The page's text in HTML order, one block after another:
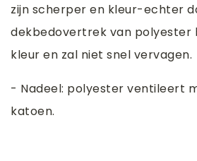
zijn scherper en kleur-echter
dekbedovertrek van polyester
kleur en zal niet snel vervagen.
- Nadeel: polyester ventileert
katoen.